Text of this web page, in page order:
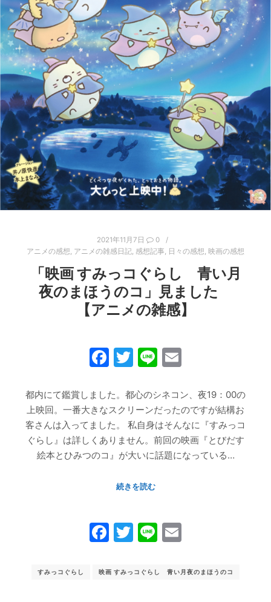
2021年11月7日
0
アニメの感想, アニメの雑感日記, 感想記事, 日々の感想, 映画の感想
「映画 すみっコぐらし 青い月
夜のまほうのコ」見ました
【アニメの雑感】
Facebook
Twitter
Line
都内にて鑑賞しました。都心のシネコン、夜19：00の
上映回。一番大きなスクリーンだったのですが結構お
客さんは入ってました。 私自身はそんなに『すみっコ
ぐらし』は詳しくありません。前回の映画『とびだす
絵本とひみつのコ』が大いに話題になっている…
続きを読む
Facebook
Twitter
Line
すみっコぐらし 映画 すみっコぐらし 青い月夜のまほうのコ